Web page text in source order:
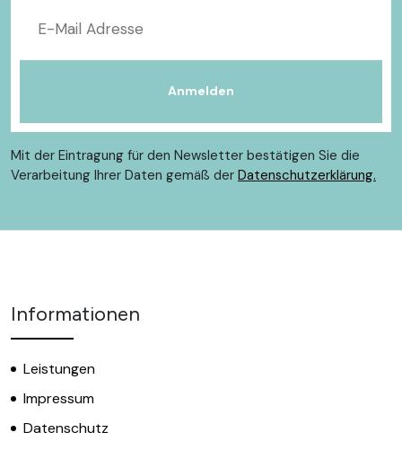
Mit der Eintragung für den Newsletter bestätigen Sie die
Verarbeitung Ihrer Daten gemäß der Datenschutzerklärung.
Informationen
Leistungen
Impressum
Datenschutz